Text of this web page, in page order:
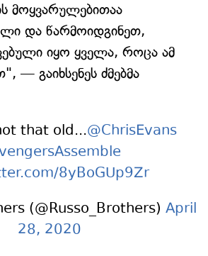
მოყვარულებითაა
და წარმოიდგინეთ,
იყო ყველა, როცა ამ
— გაიხსენეს ძმებმა
that old...@ChrisEvans
8yBoGUp9Zr
(@Russo_Brothers) April
28, 2020